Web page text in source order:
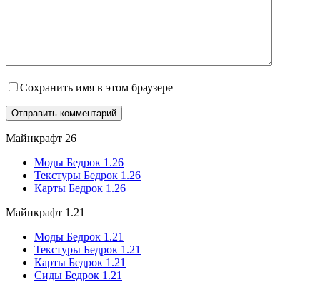
Сохранить имя в этом браузере
Майнкрафт 26
Моды Бедрок 1.26
Текстуры Бедрок 1.26
Карты Бедрок 1.26
Майнкрафт 1.21
Моды Бедрок 1.21
Текстуры Бедрок 1.21
Карты Бедрок 1.21
Сиды Бедрок 1.21